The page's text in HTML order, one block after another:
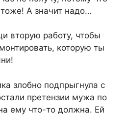
А значит надо…
вторую работу, чтобы
которую ты
злобно подпрыгнула с
претензии мужа по
ему что-то должна. Ей